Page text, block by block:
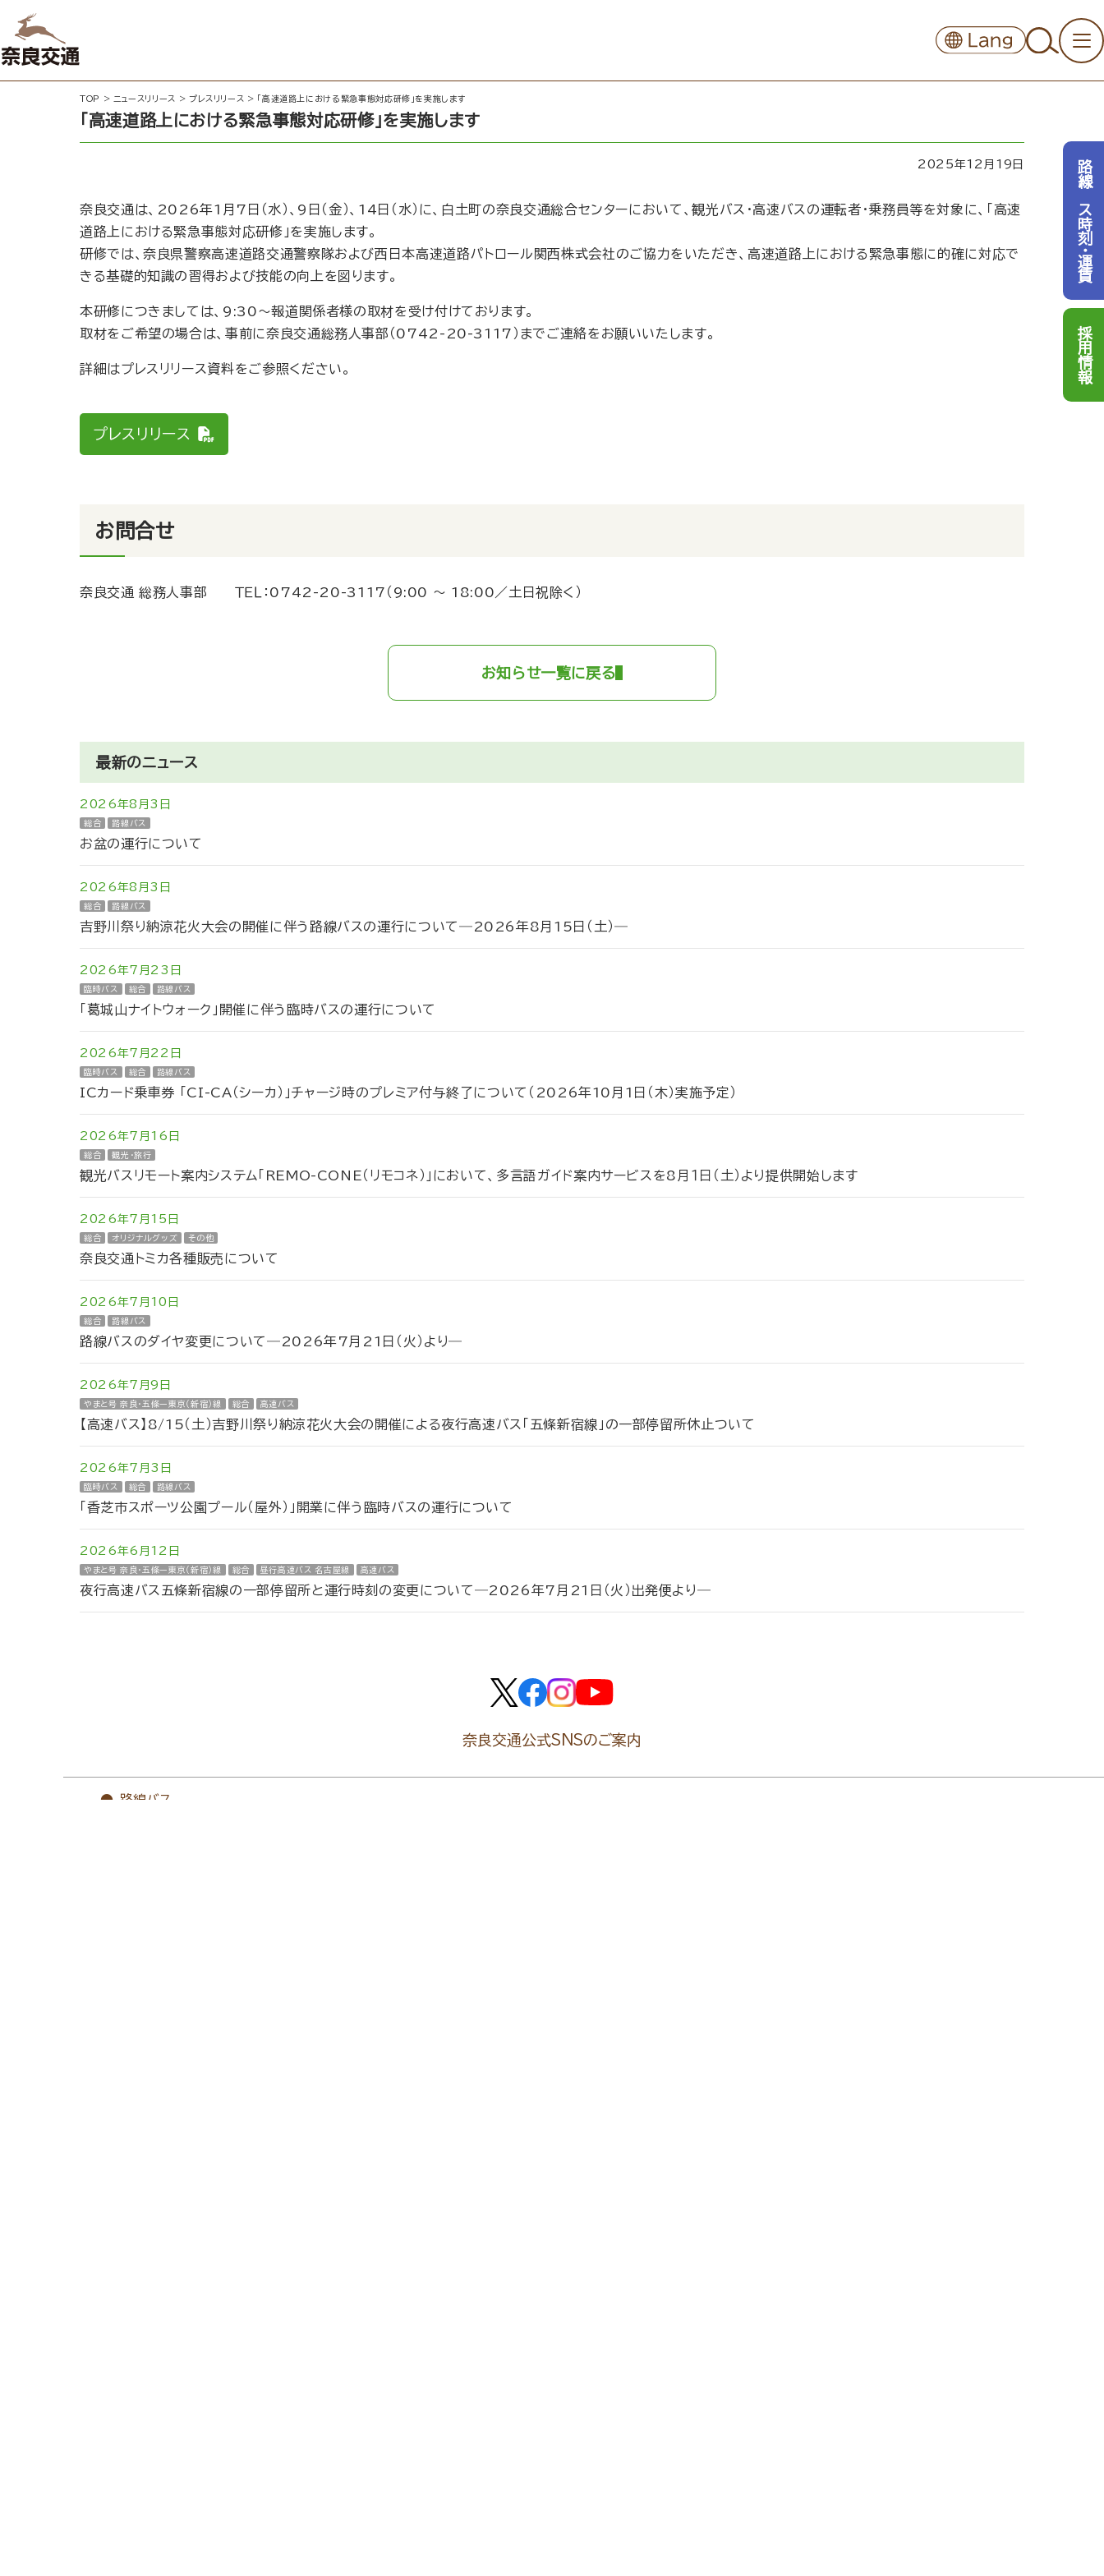
路線バス時刻・運賃
採用情報
TOP > ニュースリリース > プレスリリース > 「高速道路上における緊急事態対応研修」を実施します
「高速道路上における緊急事態対応研修」を実施します
2025年12月19日
奈良交通は、2026年1月7日（水）、9日（金）、14日（水）に、白土町の奈良交通総合センターにおいて、観光バス・高速バスの運転者・乗務員等を対象に、「高速
道路上における緊急事態対応研修」を実施します。
研修では、奈良県警察高速道路交通警察隊および西日本高速道路パトロール関西株式会社のご協力をいただき、高速道路上における緊急事態に的確に対応で
きる基礎的知識の習得および技能の向上を図ります。
本研修につきましては、9:30～報道関係者様の取材を受け付けております。
取材をご希望の場合は、事前に奈良交通総務人事部（0742-20-3117）までご連絡をお願いいたします。
詳細はプレスリリース資料をご参照ください。
プレスリリース
お問合せ
奈良交通 総務人事部 ＴＥＬ： 0742-20-3117 （9:00 ～ 18:00／土日祝除く）
お知らせ一覧に戻る
最新のニュース
2026年8月3日
総合 路線バス
お盆の運行について
2026年8月3日
総合 路線バス
吉野川祭り納涼花火大会の開催に伴う路線バスの運行について―2026年8月15日（土）―
2026年7月23日
臨時バス 総合 路線バス
「葛城山ナイトウォーク」開催に伴う臨時バスの運行について
2026年7月22日
臨時バス 総合 路線バス
ICカード乗車券 「CI-CA（シーカ）」チャージ時のプレミア付与終了について（2026年10月1日（木）実施予定）
2026年7月16日
総合 観光・旅行
観光バスリモート案内システム「REMO-CONE（リモコネ）」において、多言語ガイド案内サービスを8月１日（土）より提供開始します
2026年7月15日
総合 オリジナルグッズ その他
奈良交通トミカ各種販売について
2026年7月10日
総合 路線バス
路線バスのダイヤ変更について―2026年7月21日（火）より―
2026年7月9日
やまと号 奈良・五條ー東京（新宿）線 総合 高速バス
【高速バス】8/15（土）吉野川祭り納涼花火大会の開催による夜行高速バス「五條新宿線」の一部停留所休止ついて
2026年7月3日
臨時バス 総合 路線バス
「香芝市スポーツ公園プール（屋外）」開業に伴う臨時バスの運行について
2026年6月12日
やまと号 奈良・五條ー東京（新宿）線 総合 昼行高速バス 名古屋線 高速バス
夜行高速バス五條新宿線の一部停留所と運行時刻の変更について―2026年7月21日（火）出発便より―
奈良交通公式SNSのご案内
路線バス